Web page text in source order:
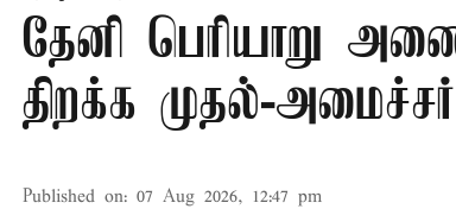
தேனி பெரியாறு
திறக்க முதல்-
Published on: 07 Aug 2026, 12:47 pm